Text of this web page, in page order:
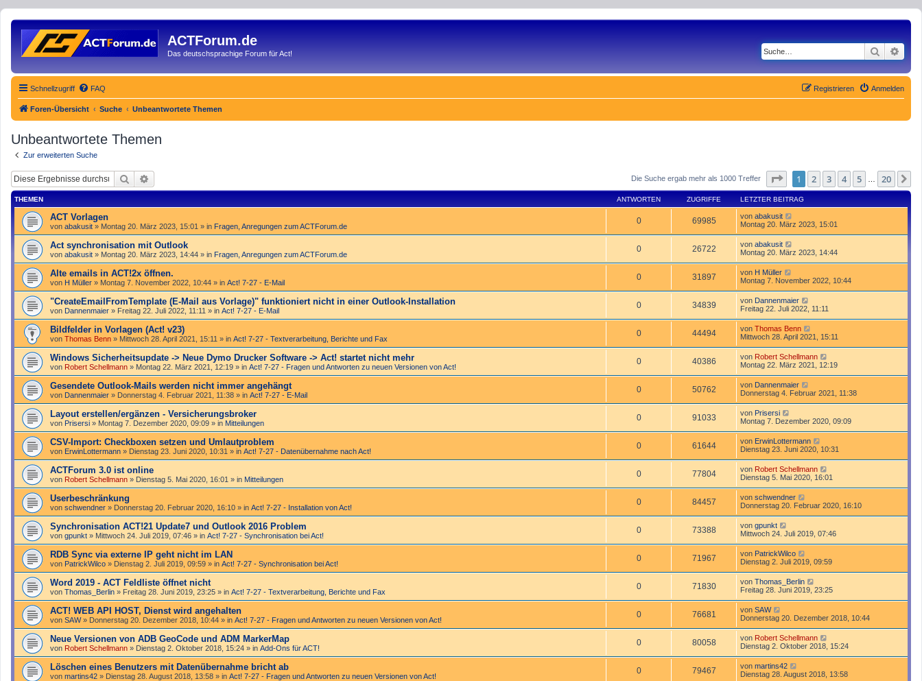
ACTForum.de
Das deutschsprachige Forum für Act! Suche
Schnellzugriff FAQ Anmelden
Registrieren
Foren-Übersicht Suche Unbeantwortete Themen
Unbeantwortete Themen
Zur erweiterten Suche
Suche Die Suche ergab mehr als 1000 Treffer Seite von20
1 2 3 4 5 20
THEMEN ANTWORTEN ZUGRIFFE LETZTER BEITRAG
ACT Vorlagen
von abakusit » Montag 20. März 2023, 15:01 » in Fragen, Anregungen zum ACTForum.de
0 69985 von abakusit
Montag 20. März 2023, 15:01
Act synchronisation mit Outlook
von abakusit » Montag 20. März 2023, 14:44 » in Fragen, Anregungen zum ACTForum.de
0 26722 von abakusit
Montag 20. März 2023, 14:44
Alte emails in ACT!2x öffnen.
von H Müller » Montag 7. November 2022, 10:44 » in Act! 7-27 - E-Mail
0 31897 von H Müller
Montag 7. November 2022, 10:44
"Create­Email­From­Template (E-Mail aus Vorlage)" funktioniert nicht in einer Outlook-Installation
von Dannenmaier » Freitag 22. Juli 2022, 11:11 » in Act! 7-27 - E-Mail
0 34839 von Dannenmaier
Freitag 22. Juli 2022, 11:11
Bildfelder in Vorlagen (Act! v23)
von Thomas Benn » Mittwoch 28. April 2021, 15:11 » in Act! 7-27 - Text­­ver­arbei­tung, Berichte und Fax
0 44494 von Thomas Benn
Mittwoch 28. April 2021, 15:11
Windows Sicherheitsupdate -> Neue Dymo Drucker Software -> Act! startet nicht mehr
von Robert Schellmann » Montag 22. März 2021, 12:19 » in Act! 7-27 - Fragen und Antworten zu neuen Versionen von Act!
0 40386 von Robert Schellmann
Montag 22. März 2021, 12:19
Gesendete Outlook-Mails werden nicht immer angehängt
von Dannenmaier » Donnerstag 4. Februar 2021, 11:38 » in Act! 7-27 - E-Mail
0 50762 von Dannenmaier
Donnerstag 4. Februar 2021, 11:38
Layout erstellen/ergänzen - Versicherungsbroker
von Prisersi » Montag 7. Dezember 2020, 09:09 » in Mitteilungen
0 91033 von Prisersi
Montag 7. Dezember 2020, 09:09
CSV-Import: Checkboxen setzen und Umlautproblem
von ErwinLottermann » Dienstag 23. Juni 2020, 10:31 » in Act! 7-27 - Datenübernahme nach Act!
0 61644 von ErwinLottermann
Dienstag 23. Juni 2020, 10:31
ACTForum 3.0 ist online
von Robert Schellmann » Dienstag 5. Mai 2020, 16:01 » in Mitteilungen
0 77804 von Robert Schellmann
Dienstag 5. Mai 2020, 16:01
Userbeschränkung
von schwendner » Donnerstag 20. Februar 2020, 16:10 » in Act! 7-27 - Installation von Act!
0 84457 von schwendner
Donnerstag 20. Februar 2020, 16:10
Synchronisation ACT!21 Update7 und Outlook 2016 Problem
von gpunkt » Mittwoch 24. Juli 2019, 07:46 » in Act! 7-27 - Synchronisation bei Act!
0 73388 von gpunkt
Mittwoch 24. Juli 2019, 07:46
RDB Sync via externe IP geht nicht im LAN
von PatrickWilco » Dienstag 2. Juli 2019, 09:59 » in Act! 7-27 - Synchronisation bei Act!
0 71967 von PatrickWilco
Dienstag 2. Juli 2019, 09:59
Word 2019 - ACT Feldliste öffnet nicht
von Thomas_Berlin » Freitag 28. Juni 2019, 23:25 » in Act! 7-27 - Text­­ver­arbei­tung, Berichte und Fax
0 71830 von Thomas_Berlin
Freitag 28. Juni 2019, 23:25
ACT! WEB API HOST, Dienst wird angehalten
von SAW» Donnerstag 20. Dezember 2018, 10:44 » in Act! 7-27 - Fragen und Antworten zu neuen Versionen von Act!
0 76681 von SAW
Donnerstag 20. Dezember 2018, 10:44
Neue Versionen von ADB GeoCode und ADM MarkerMap
von Robert Schellmann » Dienstag 2. Oktober 2018, 15:24 » in Add-Ons für ACT!
0 80058 von Robert Schellmann
Dienstag 2. Oktober 2018, 15:24
Löschen eines Benutzers mit Datenübernahme bricht ab
von martins42 » Dienstag 28. August 2018, 13:58 » in Act! 7-27 - Fragen und Antworten zu neuen Versionen von Act!
0 79467 von martins42
Dienstag 28. August 2018, 13:58